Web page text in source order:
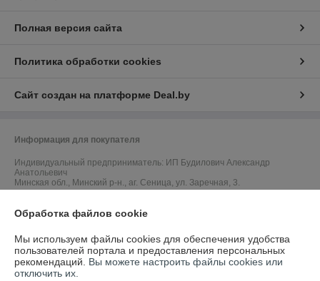
Полная версия сайта
Политика обработки cookies
Сайт создан на платформе Deal.by
Информация для покупателя
Индивидуальный предприниматель: ИП Будилович Александр
Анатольевич
Минская обл., Минский р-н., аг. Сеница, ул. Заречная, 3.
Регистрационный орган: Минский райисполком, Отдел торговли и
услуг: +375172702914, +375172703375
Обработка файлов cookie
Мы используем файлы cookies для обеспечения удобства
пользователей портала и предоставления персональных
рекомендаций. Вы можете настроить файлы cookies или
отключить их.